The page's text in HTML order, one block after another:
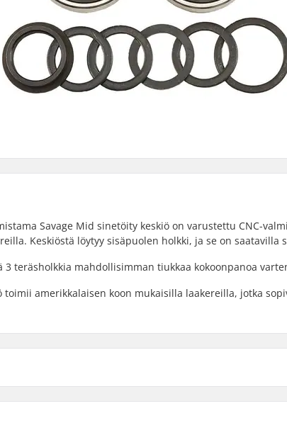
Savage Mid sinetöity keskiö on varustettu CNC-
Keskiöstä löytyy sisäpuolen holkki, ja se on saatavilla
3 teräsholkkia mahdollisimman tiukkaa kokoonpanoa
toimii amerikkalaisen koon mukaisilla laakereilla, jotka